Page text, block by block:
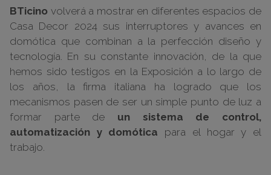
BTicino volverá a mostrar en diferentes espacios de
Casa Decor 2024 sus interruptores y avances en
domótica que combinan a la perfección diseño y
tecnología. En su constante innovación, de la que
hemos sido testigos en la Exposición a lo largo de
los años, la firma italiana ha logrado que los
mecanismos pasen de ser un simple punto de luz a
formar parte de un sistema de control,
automatización y domótica para el hogar y el
trabajo.